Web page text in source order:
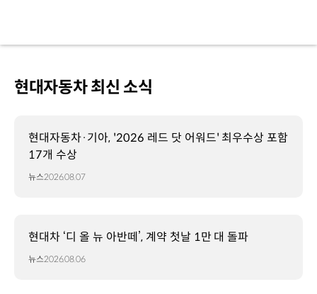
현대자동차 최신 소식
현대자동차·기아, '2026 레드 닷 어워드' 최우수상 포함
17개 수상
뉴스2026.08.07
현대차 ‘디 올 뉴 아반떼’, 계약 첫날 1만 대 돌파
뉴스2026.08.06